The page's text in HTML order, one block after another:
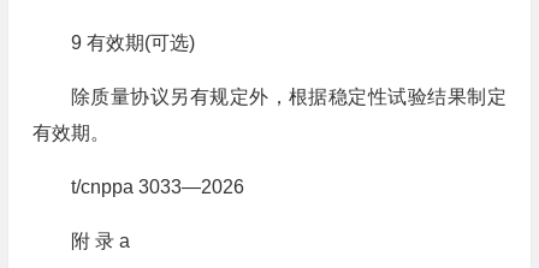
9 有效期(可选)
除质量协议另有规定外，根据稳定性试验结果制定
有效期。
t/cnppa 3033—2026
附 录 a